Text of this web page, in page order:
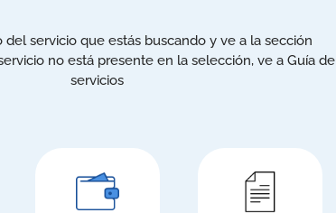
del servicio que estás buscando y ve a la sección
no está presente en la selección, ve a Guía de
servicios